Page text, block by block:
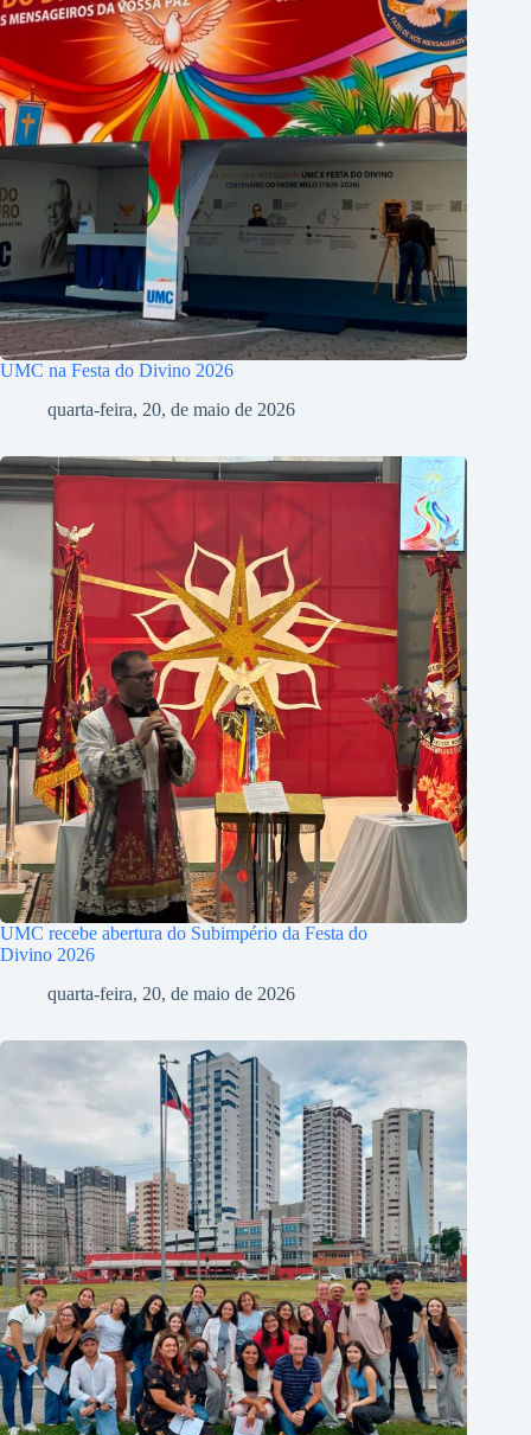
UMC na Festa do Divino 2026
quarta-feira, 20, de maio de 2026
UMC recebe abertura do Subimpério da Festa do
Divino 2026
quarta-feira, 20, de maio de 2026